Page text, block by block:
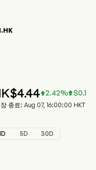
4.442.42% $0.1
장 종료: Aug 07, 16:00:00 HKT
5D 30D